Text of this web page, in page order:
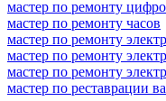
мастер по ремонту
мастер по ремонту часов
мастер по ремонту
мастер по ремонту
мастер по ремонту
мастер по реставрации